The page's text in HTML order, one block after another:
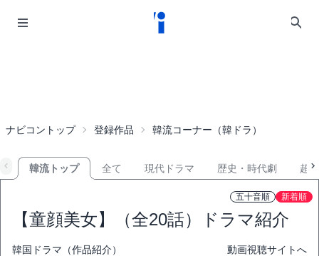
ナビコントップ 登録作品 韓流コーナー（韓ドラ）
韓流トップ 全て 現代ドラマ 歴史・時代劇 超
五十音順 新着順
【童顔美女】（全20話）ドラマ紹介
韓国ドラマ（作品紹介） 動画視聴サイトへ